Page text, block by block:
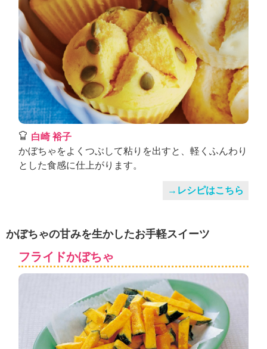
白崎 裕子
かぼちゃをよくつぶして粘りを出すと、軽くふんわり
とした食感に仕上がります。
→レシピはこちら
かぼちゃの甘みを生かしたお手軽スイーツ
フライドかぼちゃ